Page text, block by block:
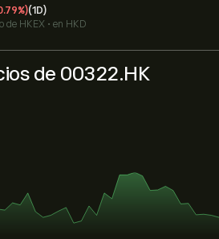
(1D)
de HKEX • en HKD
de 00322.HK